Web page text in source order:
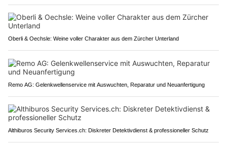
Oberli & Oechsle: Weine voller Charakter aus dem Zürcher Unterland
Remo AG: Gelenkwellenservice mit Auswuchten, Reparatur und Neuanfertigung
Althiburos Security Services.ch: Diskreter Detektivdienst & professioneller Schutz